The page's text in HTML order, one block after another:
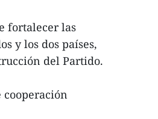
fortalecer las
y los dos países,
del Partido.
cooperación